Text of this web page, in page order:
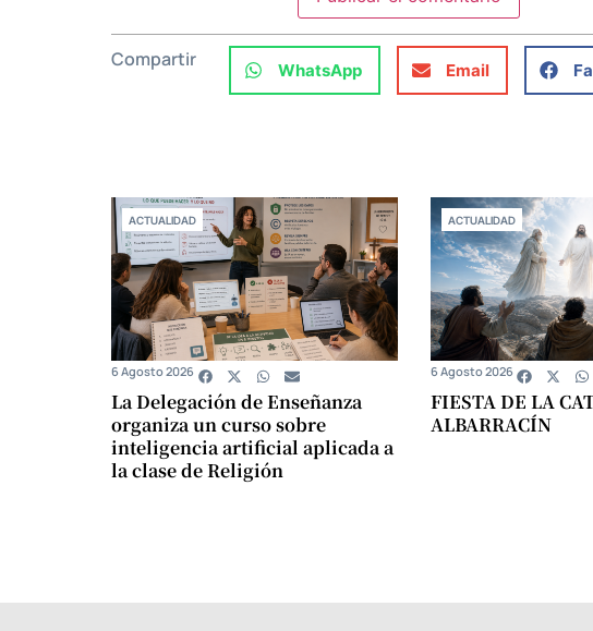
Compartir WhatsApp Email
ACTUALIDAD
La Delegación de Enseñanza
organiza un curso sobre
inteligencia artificial aplicada a
la clase de Religión
6 Agosto 2026
ACTUALIDAD
FIESTA DE LA
ALBARRACÍN
6 Agosto 2026